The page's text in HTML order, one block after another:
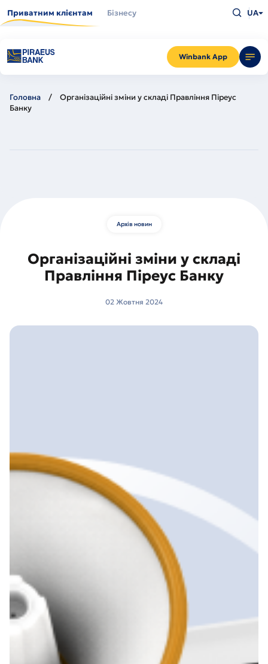
до
основного
Приватним клієнтам Бізнесу
Winbank App
що
Enter
UA
Головна
Організаційні зміни у складі Правління Піреус
Банку
Архів новин
Організаційні зміни у складі
Правління Піреус Банку
02 Жовтня 2024